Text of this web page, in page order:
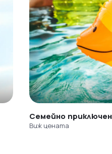
Семейно
Виж цената